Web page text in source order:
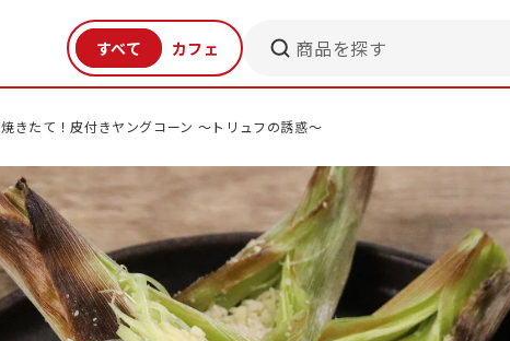
商品を探す
焼きたて！皮付きヤングコーン ～トリュフの誘惑～